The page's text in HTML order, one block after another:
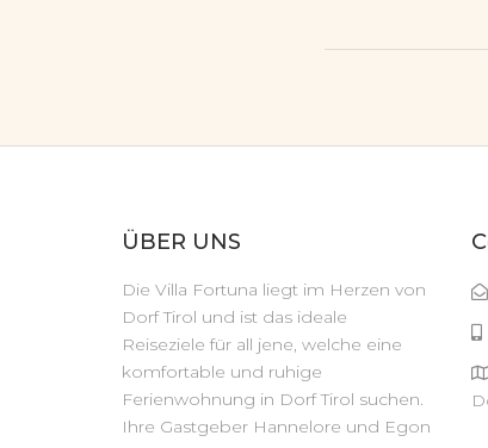
ÜBER UNS
Die Villa Fortuna liegt im Herzen von
Dorf Tirol und ist das ideale
Reiseziele für all jene, welche eine
komfortable und ruhige
Ferienwohnung in Dorf Tirol suchen.
Ihre Gastgeber Hannelore und Egon